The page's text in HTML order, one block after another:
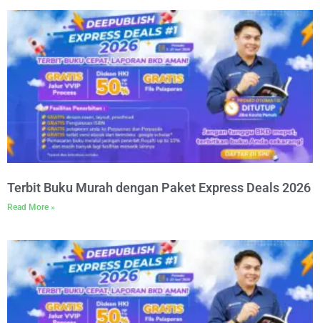
Terbit Buku Murah dengan Paket Express Deals 2026
Read More »